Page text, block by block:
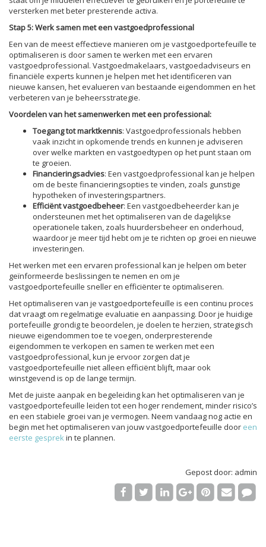
versterken met beter presterende activa.
Stap 5: Werk samen met een vastgoedprofessional
Een van de meest effectieve manieren om je vastgoedportefeuille te
optimaliseren is door samen te werken met een ervaren
vastgoedprofessional. Vastgoedmakelaars, vastgoedadviseurs en
financiële experts kunnen je helpen met het identificeren van
nieuwe kansen, het evalueren van bestaande eigendommen en het
verbeteren van je beheersstrategie.
Voordelen van het samenwerken met een professional:
Toegang tot marktkennis: Vastgoedprofessionals hebben
vaak inzicht in opkomende trends en kunnen je adviseren
over welke markten en vastgoedtypen op het punt staan om
te groeien.
Financieringsadvies: Een vastgoedprofessional kan je helpen
om de beste financieringsopties te vinden, zoals gunstige
hypotheken of investeringspartners.
Efficiënt vastgoedbeheer: Een vastgoedbeheerder kan je
ondersteunen met het optimaliseren van de dagelijkse
operationele taken, zoals huurdersbeheer en onderhoud,
waardoor je meer tijd hebt om je te richten op groei en nieuwe
investeringen.
Het werken met een ervaren professional kan je helpen om beter
geïnformeerde beslissingen te nemen en om je
vastgoedportefeuille sneller en efficiënter te optimaliseren.
Het optimaliseren van je vastgoedportefeuille is een continu proces
dat vraagt om regelmatige evaluatie en aanpassing. Door je huidige
portefeuille grondig te beoordelen, je doelen te herzien, strategisch
nieuwe eigendommen toe te voegen, onderpresterende
eigendommen te verkopen en samen te werken met een
vastgoedprofessional, kun je ervoor zorgen dat je
vastgoedportefeuille niet alleen efficiënt blijft, maar ook
winstgevend is op de lange termijn.
Met de juiste aanpak en begeleiding kan het optimaliseren van je
vastgoedportefeuille leiden tot een hoger rendement, minder risico’s
en een stabiele groei van je vermogen. Neem vandaag nog actie en
begin met het optimaliseren van jouw vastgoedportefeuille door een
eerste gesprek in te plannen.
Gepost door: admin